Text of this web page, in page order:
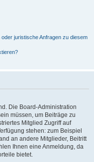
juristische Anfragen zu diesem
Die Board-Administration
müssen, um Beiträge zu
Mitglied Zugriff auf
stehen: zum Beispiel
an andere Mitglieder, Beitritt
Ihnen eine Anmeldung, da
bietet.